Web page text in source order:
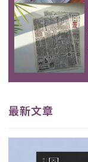
最新文章